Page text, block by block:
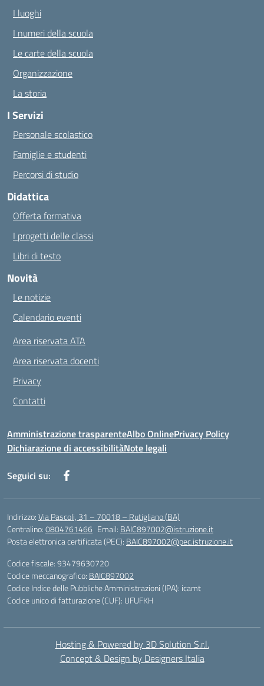
I luoghi
I numeri della scuola
Le carte della scuola
Organizzazione
La storia
I Servizi
Personale scolastico
Famiglie e studenti
Percorsi di studio
Didattica
Offerta formativa
I progetti delle classi
Libri di testo
Novità
Le notizie
Calendario eventi
Area riservata ATA
Area riservata docenti
Privacy
Contatti
Amministrazione trasparenteAlbo OnlinePrivacy Policy
Dichiarazione di accessibilitàNote legali
Seguici su:
Indirizzo:Via Pascoli, 31 – 70018 – Rutigliano (BA)
Centralino:0804761466 Email: BAIC897002@istruzione.it
Posta elettronica certificata (PEC): BAIC897002@pec.istruzione.it
Codice fiscale: 93479630720
Codice meccanografico: BAIC897002
Codice Indice delle Pubbliche Amministrazioni (IPA): icamt
Codice unico di fatturazione (CUF): UFUFKH
Hosting & Powered by 3D Solution S.r.l.
Concept & Design by Designers Italia